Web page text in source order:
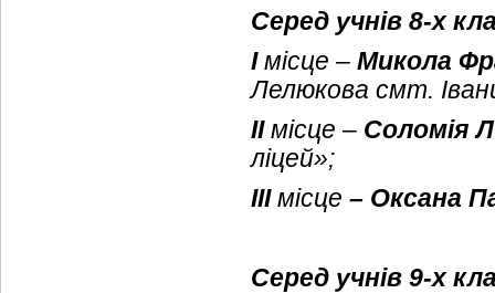
Серед учнів 8-х
Імісце – Микола
Лелюкова смт.
ІІмісце – Соломія
ліцей»;
ІІІмісце – Оксана
Серед учнів 9-х